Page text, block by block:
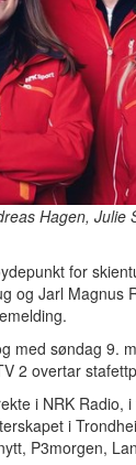
Hagen,
for
og Jarl Magnus
med søndag 9.
2 overtar
i NRK
i
P3morgen,